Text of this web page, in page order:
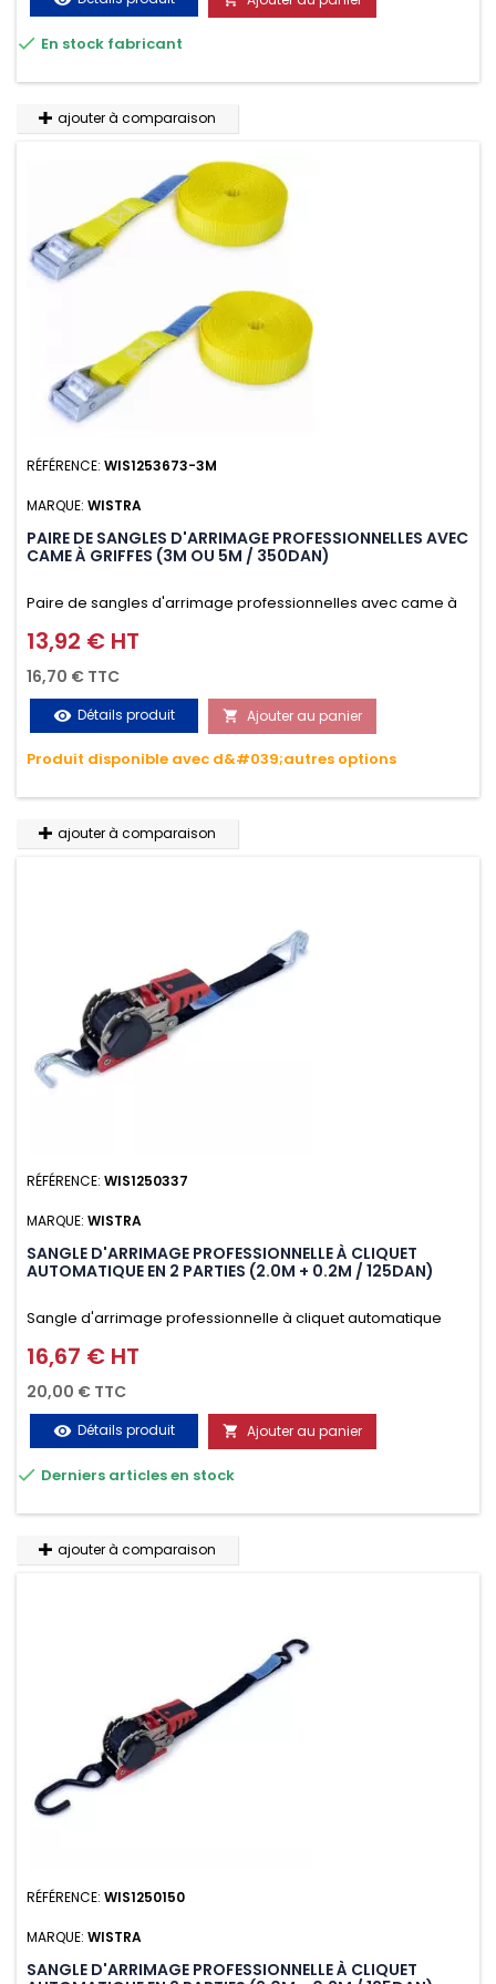
très résistante aux UV et aux variations de températures,
n'absorbe pas l'eau.
 En stock fabricant
ajouter à comparaison
RÉFÉRENCE: WIS1253673-3M
MARQUE: WISTRA
PAIRE DE SANGLES D'ARRIMAGE PROFESSIONNELLES AVEC
CAME À GRIFFES (3M OU 5M / 350DAN)
Paire de sangles d'arrimage professionnelles avec came à
griffes (3M ou 5M / 350daN), simple et rapide d'utilisation.
Permet d'arrimer et de sécuriser vos chargements pendant
le transport. Matière polyester très résistante aux UV et aux
variations de températures, n'absorbe pas l'eau.
Prix
13,92 € HT
16,70 € TTC
visibility Détails produit  Ajouter au panier
Produit disponible avec d&#039;autres options
ajouter à comparaison
RÉFÉRENCE: WIS1250337
MARQUE: WISTRA
SANGLE D'ARRIMAGE PROFESSIONNELLE À CLIQUET
AUTOMATIQUE EN 2 PARTIES (2.0M + 0.2M / 125DAN)
Sangle d'arrimage professionnelle à cliquet automatique
avec crochet deux doigts soudés en J en 2 parties (2.0M +
0.2M / 125daN), simple et rapide d'utilisation. Permet
d'arrimer et de sécuriser vos chargements pendant le
transport. Matière polyester très résistante aux UV et aux
variations de températures, n'absorbe pas l'eau.
Prix
16,67 € HT
20,00 € TTC
visibility Détails produit  Ajouter au panier
 Derniers articles en stock
ajouter à comparaison
RÉFÉRENCE: WIS1250150
MARQUE: WISTRA
SANGLE D'ARRIMAGE PROFESSIONNELLE À CLIQUET